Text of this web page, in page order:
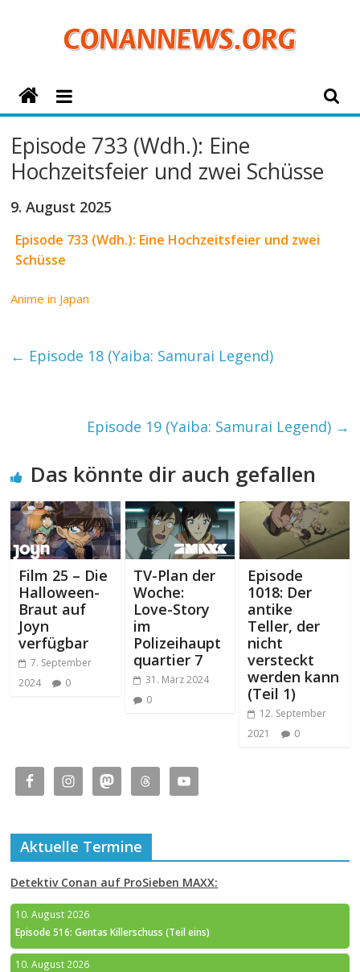
ConanNews.org
Conan
News
Episode 733 (Wdh.): Eine
Hochzeitsfeier und zwei Schüsse
9. August 2025
Episode 733 (Wdh.): Eine Hochzeitsfeier und zwei
Schüsse
Anime in Japan
← Episode 18 (Yaiba: Samurai Legend)
Episode 19 (Yaiba: Samurai Legend) →
Das könnte dir auch gefallen
Film 25 – Die
Halloween-
Braut auf
Joyn
verfügbar
7. September
2024
0
TV-Plan der
Woche:
Love-Story
im
Polizeihaupt
quartier 7
31. März 2024
0
Episode
1018: Der
antike
Teller, der
nicht
versteckt
werden kann
(Teil 1)
12. September
2021
0
Aktuelle Termine
Detektiv Conan auf ProSieben MAXX:
10. August 2026
Episode 516: Gentas Killerschuss (Teil eins)
10. August 2026